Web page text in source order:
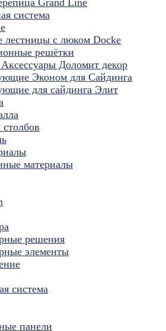
Grand Line
система
лестницы с люком Docke
решётки
Доломит декор
Эконом для Сайдинга
для cайдинга Элит
материалы
решения
элементы
система
панели